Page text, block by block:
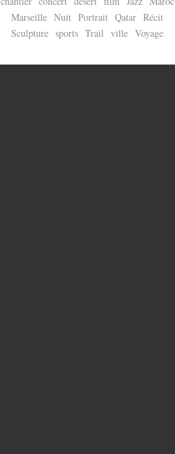
Marseille Nuit Portrait Qatar Récit
Sculpture sports Trail ville Voyage